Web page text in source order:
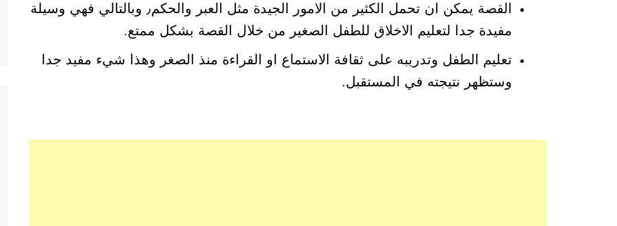
القصة يمكن ان تحمل الكثير من الامور الجيدة مثل العبر والحكم٫ وبالتالي فهي وسيلة
مفيدة جدا لتعليم الاخلاق للطفل الصغير من خلال القصة بشكل ممتع.
تعليم الطفل وتدريبه على ثقافة الاستماع او القراءة منذ الصغر وهذا شيء مفيد جدا
وستظهر نتيجته في المستقبل.